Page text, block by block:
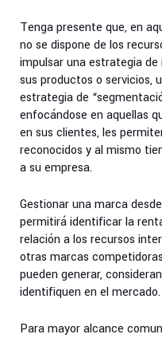
Tenga presente que, en
no se dispone de los
impulsar una estrategia
sus productos o servicios,
estrategia de
enfocándose en aquellas
en sus clientes, les
reconocidos y al mismo
a su empresa.
Gestionar una marca
permitirá identificar la
relación a los recursos
otras marcas
pueden generar,
identifiquen en el mercado.
Para mayor alcance